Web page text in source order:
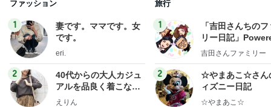
ファッション
1
妻です。ママです。女
です。
eri.
2
40代からの大人カジュ
アルを品良く着こなす
ファッションブログ
えりん
旅行
1
「吉田さんちの
リー日記」
y Ameba 吉田さ
ログ
吉田さんファミリー
2
☆やまあこ☆さん
ィズニー日記
☆やまあこ☆